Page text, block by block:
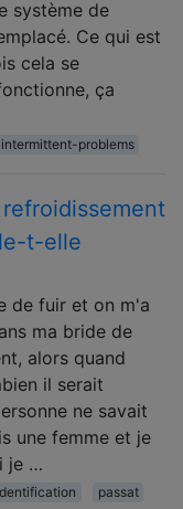
système de
Ce qui est
cela se
ça
intermittent-problems
t-elle
de fuir et on m'a
ma bride de
alors quand
il serait
ne savait
une femme et je
je …
passat